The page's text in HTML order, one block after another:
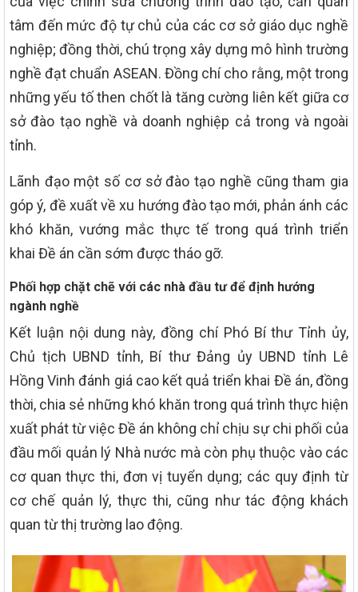
tâm đến mức độ tự chủ của các cơ sở giáo dục nghề
nghiệp; đồng thời, chú trọng xây dựng mô hình trường
nghề đạt chuẩn ASEAN. Đồng chí cho rằng, một trong
những yếu tố then chốt là tăng cường liên kết giữa cơ
sở đào tạo nghề và doanh nghiệp cả trong và ngoài
tỉnh.
Lãnh đạo một số cơ sở đào tạo nghề cũng tham gia
góp ý, đề xuất về xu hướng đào tạo mới, phản ánh các
khó khăn, vướng mắc thực tế trong quá trình triển
khai Đề án cần sớm được tháo gỡ.
Phối hợp chặt chẽ với các nhà đầu tư để định hướng
ngành nghề
Kết luận nội dung này, đồng chí Phó Bí thư Tỉnh ủy,
Chủ tịch UBND tỉnh, Bí thư Đảng ủy UBND tỉnh Lê
Hồng Vinh đánh giá cao kết quả triển khai Đề án, đồng
thời, chia sẻ những khó khăn trong quá trình thực hiện
xuất phát từ việc Đề án không chỉ chịu sự chi phối của
đầu mối quản lý Nhà nước mà còn phụ thuộc vào các
cơ quan thực thi, đơn vị tuyển dụng; các quy định từ
cơ chế quản lý, thực thi, cũng như tác động khách
quan từ thị trường lao động.